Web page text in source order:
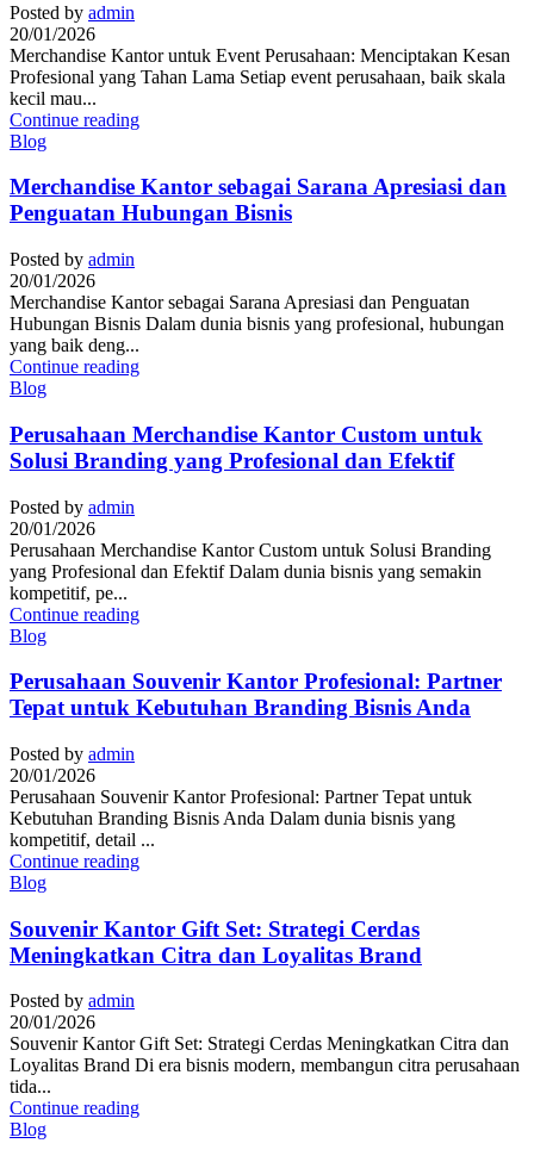
Posted by admin
20/01/2026
Merchandise Kantor untuk Event Perusahaan: Menciptakan Kesan
Profesional yang Tahan Lama Setiap event perusahaan, baik skala
kecil mau...
Continue reading
Blog
Merchandise Kantor sebagai Sarana Apresiasi dan
Penguatan Hubungan Bisnis
Posted by admin
20/01/2026
Merchandise Kantor sebagai Sarana Apresiasi dan Penguatan
Hubungan Bisnis Dalam dunia bisnis yang profesional, hubungan
yang baik deng...
Continue reading
Blog
Perusahaan Merchandise Kantor Custom untuk
Solusi Branding yang Profesional dan Efektif
Posted by admin
20/01/2026
Perusahaan Merchandise Kantor Custom untuk Solusi Branding
yang Profesional dan Efektif Dalam dunia bisnis yang semakin
kompetitif, pe...
Continue reading
Blog
Perusahaan Souvenir Kantor Profesional: Partner
Tepat untuk Kebutuhan Branding Bisnis Anda
Posted by admin
20/01/2026
Perusahaan Souvenir Kantor Profesional: Partner Tepat untuk
Kebutuhan Branding Bisnis Anda Dalam dunia bisnis yang
kompetitif, detail ...
Continue reading
Blog
Souvenir Kantor Gift Set: Strategi Cerdas
Meningkatkan Citra dan Loyalitas Brand
Posted by admin
20/01/2026
Souvenir Kantor Gift Set: Strategi Cerdas Meningkatkan Citra dan
Loyalitas Brand Di era bisnis modern, membangun citra perusahaan
tida...
Continue reading
Blog